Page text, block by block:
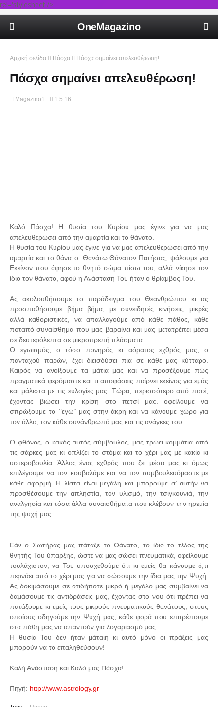
rel='stylesheet'/>
OneMagazino
Αρχική σελίδα Πάσχα Πάσχα σημαίνει απελευθέρωση!
Πάσχα σημαίνει απελευθέρωση!
Magazino1 1.5.16
Καλό Πάσχα! Η θυσία του Κυρίου μας έγινε για να μας
απελευθερώσει από την αμαρτία και το θάνατο.
Η θυσία του Κυρίου μας έγινε για να μας απελευθερώσει από την
αμαρτία και το θάνατο. Θανάτω Θάνατον Πατήσας, ψάλουμε για
Εκείνον που άφησε το θνητό σώμα πίσω του, αλλά νίκησε τον
ίδιο τον θάνατο, αφού η Ανάσταση Του ήταν ο θρίαμβος Του.
Ας ακολουθήσουμε το παράδειγμα του Θεανθρώπου κι ας
προσπαθήσουμε βήμα βήμα, με συνειδητές κινήσεις, μικρές
αλλά καθοριστικές, να απαλλαγούμε από κάθε πάθος, κάθε
ποταπό συναίσθημα που μας βαραίνει και μας μετατρέπει μέσα
σε δευτερόλεπτα σε μικροπρεπή πλάσματα.
Ο εγωισμός, ο τόσο πονηρός κι αόρατος εχθρός μας, ο
πανταχού παρών, έχει διεισδύσει πια σε κάθε μας κύτταρο.
Καιρός να ανοίξουμε τα μάτια μας και να προσέξουμε πώς
πραγματικά φερόμαστε και τι αποφάσεις παίρνει εκείνος για εμάς
και μάλιστα με τις ευλογίες μας. Τώρα, περισσότερο από ποτέ,
έχοντας βιώσει την κρίση στο πετσί μας, οφείλουμε να
σπρώξουμε το ‘’εγώ’’ μας στην άκρη και να κάνουμε χώρο για
τον άλλο, τον κάθε συνάνθρωπό μας και τις ανάγκες του.
Ο φθόνος, ο κακός αυτός σύμβουλος, μας τρώει κομμάτια από
τις σάρκες μας κι οπλίζει το στόμα και το χέρι μας με κακία κι
υστεροβουλία. Άλλος ένας εχθρός που ζει μέσα μας κι όμως
επιλέγουμε να τον κουβαλάμε και να τον συμβουλευόμαστε με
κάθε αφορμή. Η λίστα είναι μεγάλη και μπορούμε σ’ αυτήν να
προσθέσουμε την απληστία, τον υλισμό, την τσιγκουνιά, την
αναλγησία και τόσα άλλα συναισθήματα που κλέβουν την ηρεμία
της ψυχή μας.
Εάν ο Σωτήρας μας πάταξε το Θάνατο, το ίδιο το τέλος της
θνητής Του ύπαρξης, ώστε να μας σώσει πνευματικά, οφείλουμε
τουλάχιστον, να Του υποσχεθούμε ότι κι εμείς θα κάνουμε ό,τι
περνάει από το χέρι μας για να σώσουμε την ίδια μας την Ψυχή.
Ας δοκιμάσουμε σε οτιδήποτε μικρό ή μεγάλο μας συμβαίνει να
δαμάσουμε τις αντιδράσεις μας, έχοντας στο νου ότι πρέπει να
πατάξουμε κι εμείς τους μικρούς πνευματικούς θανάτους, στους
οποίους οδηγούμε την Ψυχή μας, κάθε φορά που επιτρέπουμε
στα πάθη μας να απαντούν για λογαριασμό μας.
Η θυσία Του δεν ήταν μάταιη κι αυτό μόνο οι πράξεις μας
μπορούν να το επαληθεύσουν!
Καλή Ανάσταση και Καλό μας Πάσχα!
Πηγή: http://www.astrology.gr